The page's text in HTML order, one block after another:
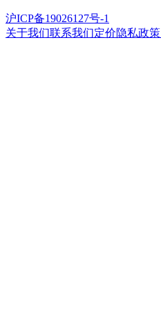
沪ICP备19026127号-1
关于我们联系我们定价隐私政策